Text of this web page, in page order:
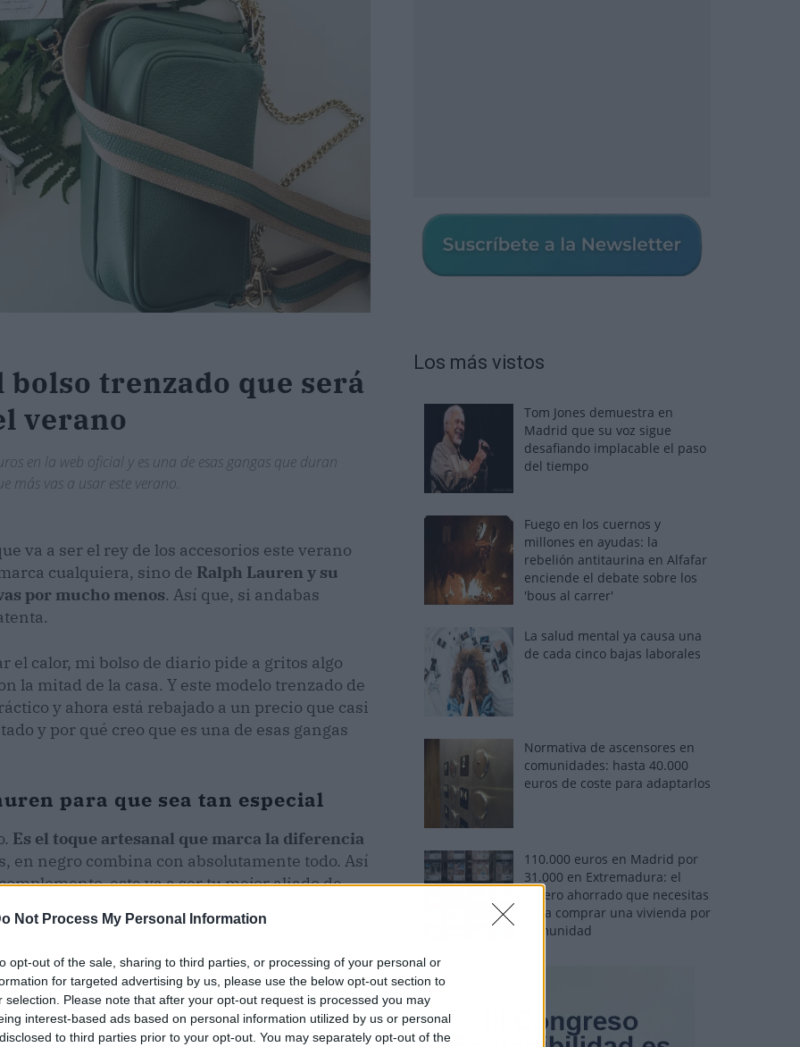
Not Process My Personal Information
opt-out of the sale, sharing to third parties, or processing of your personal or
for targeted advertising by us, please use the below opt-out section to
selection. Please note that after your opt-out request is processed you may
interest-based ads based on personal information utilized by us or personal
to third parties prior to your opt-out. You may separately opt-out of the
trenzado que será
verano
en la web oficial y es una de esas gangas que duran
más vas a usar este verano.
va a ser el rey de los accesorios este verano
cualquiera, sino de Ralph Lauren y su
por mucho menos. Así que, si andabas
el calor, mi bolso de diario pide a gritos algo
la mitad de la casa. Y este modelo trenzado de
y ahora está rebajado a un precio que casi
y por qué creo que es una de esas gangas
para que sea tan especial
Es el toque artesanal que marca la diferencia
en negro combina con absolutamente todo. Así
este va a ser tu mejor aliado de
Los más vistos
Tom Jones demuestra en
Madrid que su voz sigue
desafiando implacable el paso
del tiempo
Fuego en los cuernos y
millones en ayudas: la
rebelión antitaurina en Alfafar
enciende el debate sobre los
'bous al carrer'
La salud mental ya causa una
de cada cinco bajas laborales
Normativa de ascensores en
comunidades: hasta 40.000
euros de coste para adaptarlos
110.000 euros en Madrid por
31.000 en Extremadura: el
dinero ahorrado que necesitas
para comprar una vivienda por
comunidad